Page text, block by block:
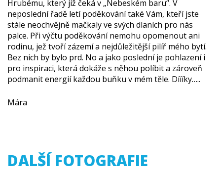
Hrubému, který již čeká v „Nebeském baru“. V
neposlední řadě letí poděkování také Vám, kteří jste
stále neochvějně mačkaly ve svých dlaních pro nás
palce. Při výčtu poděkování nemohu opomenout ani
rodinu, jež tvoří zázemí a nejdůležitější pilíř mého bytí.
Bez nich by bylo prd. No a jako poslední je pohlazení i
pro inspiraci, která dokáže s něhou políbit a zároveň
podmanit energií každou buňku v mém těle. Díííky…..
Mára
DALŠÍ FOTOGRAFIE